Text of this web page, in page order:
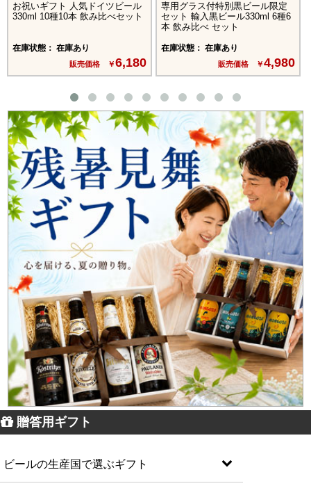
お祝いギフト 人気ドイツビール
330ml 10種10本 飲み比べセット
在庫状態： 在庫あり
販売価格 ￥6,180
専用グラス付特別黒ビール限定
セット 輸入黒ビール330ml 6種6
本 飲み比べ セット
在庫状態： 在庫あり
販売価格 ￥4,980
贈答用ギフト
ビールの生産国で選ぶギフト